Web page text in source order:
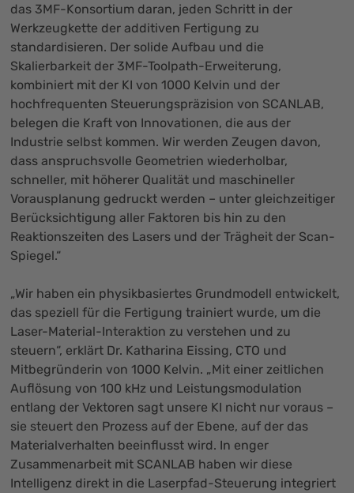
das 3MF-Konsortium daran, jeden Schritt in der
Werkzeugkette der additiven Fertigung zu
standardisieren. Der solide Aufbau und die
Skalierbarkeit der 3MF-Toolpath-Erweiterung,
kombiniert mit der KI von 1000 Kelvin und der
hochfrequenten Steuerungspräzision von SCANLAB,
belegen die Kraft von Innovationen, die aus der
Industrie selbst kommen. Wir werden Zeugen davon,
dass anspruchsvolle Geometrien wiederholbar,
schneller, mit höherer Qualität und maschineller
Vorausplanung gedruckt werden – unter gleichzeitiger
Berücksichtigung aller Faktoren bis hin zu den
Reaktionszeiten des Lasers und der Trägheit der Scan-
Spiegel.“
„Wir haben ein physikbasiertes Grundmodell entwickelt,
das speziell für die Fertigung trainiert wurde, um die
Laser-Material-Interaktion zu verstehen und zu
steuern“, erklärt Dr. Katharina Eissing, CTO und
Mitbegründerin von 1000 Kelvin. „Mit einer zeitlichen
Auflösung von 100 kHz und Leistungsmodulation
entlang der Vektoren sagt unsere KI nicht nur voraus –
sie steuert den Prozess auf der Ebene, auf der das
Materialverhalten beeinflusst wird. In enger
Zusammenarbeit mit SCANLAB haben wir diese
Intelligenz direkt in die Laserpfad-Steuerung integriert